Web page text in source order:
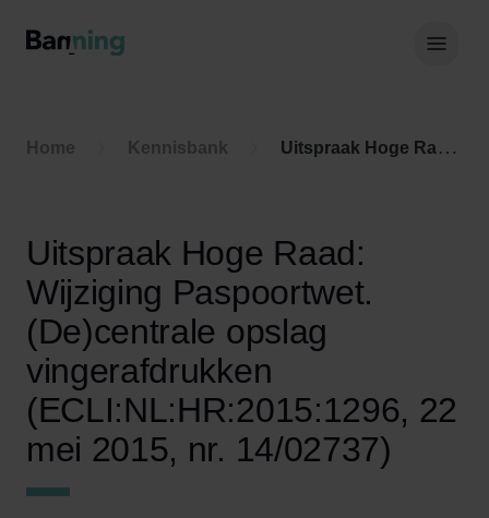
Home Kennisbank Uitspraak Hoge Raad: Wijziging Paspoortwet. (De)centrale opslag vingerafdrukken (ECLI:NL:HR:2015:1296, 22 mei 2015, nr. 14/02737)
Uitspraak Hoge Raad:
Wijziging Paspoortwet.
(De)centrale opslag
vingerafdrukken
(ECLI:NL:HR:2015:1296, 22
mei 2015, nr. 14/02737)